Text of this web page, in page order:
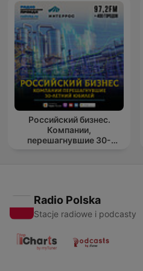
Российский бизнес.
Компании,
перешагнувшие 30-
Radio Polska
Stacje radiowe i podcasty